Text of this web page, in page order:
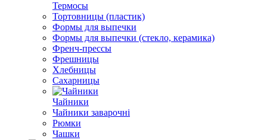
Термосы
Тортовницы (пластик)
Формы для выпечки
Формы для выпечки (стекло, керамика)
Френч-прессы
Фрешницы
Хлебницы
Сахарницы
Чайники
Чайники заварочні
Рюмки
Чашки